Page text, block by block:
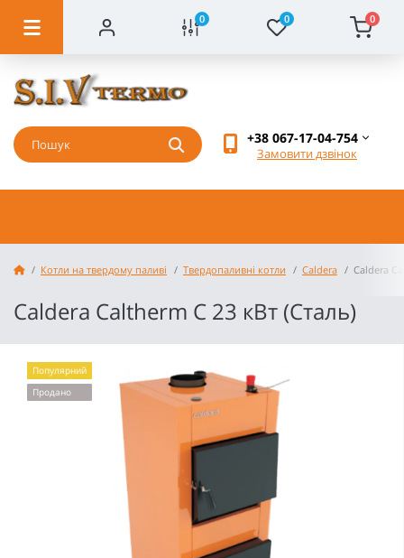
0 0 0
+38 067-17-04-754
Замовити дзвінок
Котли на твердому паливі Твердопаливні котли Caldera Caldera
Caldera Caltherm С 23 кВт (Сталь)
Популярний
Продано